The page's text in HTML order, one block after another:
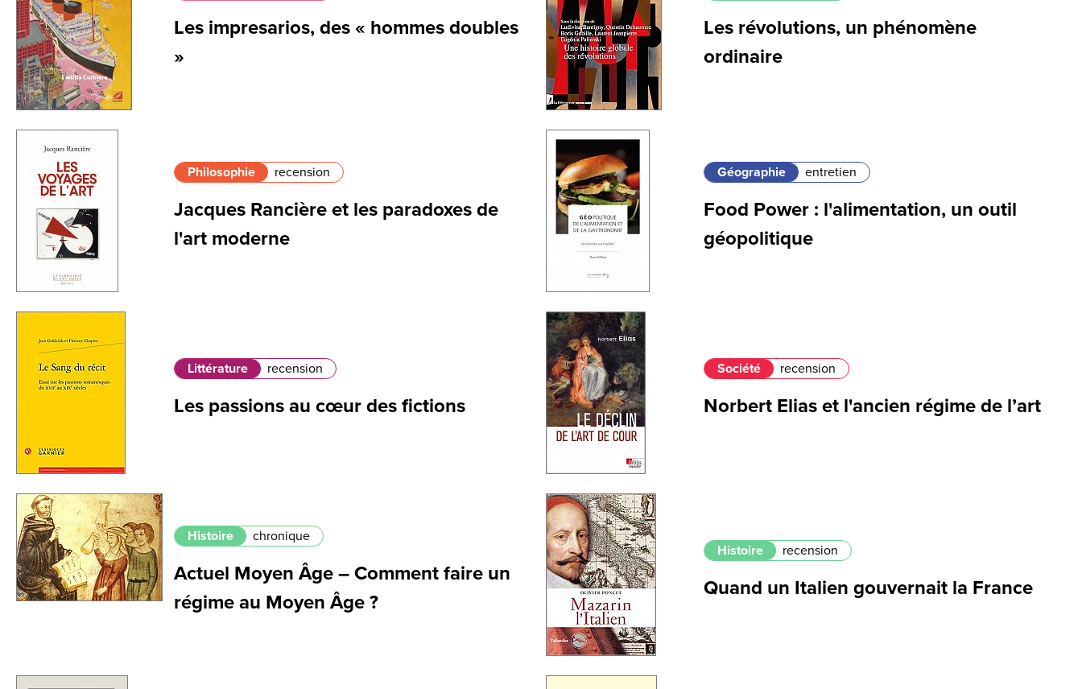
Les impresarios, des « hommes doubles
»
Les révolutions, un phénomène
ordinaire
Philosophie recension
Jacques Rancière et les paradoxes de
l'art moderne
Géographie entretien
Food Power : l'alimentation, un outil
géopolitique
Littérature recension
Les passions au cœur des fictions
Société recension
Norbert Elias et l'ancien régime de l’art
Histoire chronique
Actuel Moyen Âge – Comment faire un
régime au Moyen Âge ?
Histoire recension
Quand un Italien gouvernait la France